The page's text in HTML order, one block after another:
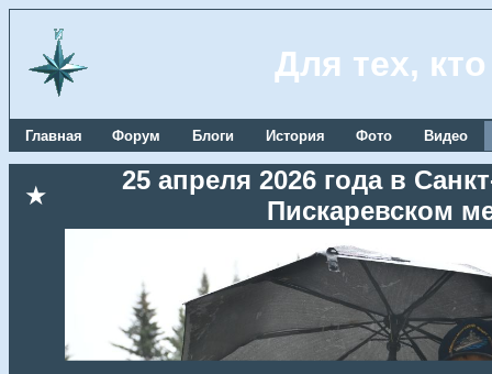
Для тех,
Главная Форум Блоги История Фото Видео
★
25 апреля 2026 года в
Пискаревском